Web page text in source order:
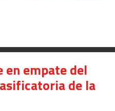
en empate del
de la